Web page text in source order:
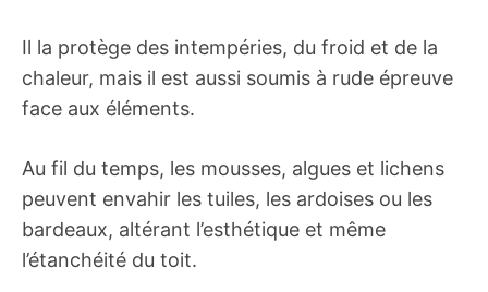
Il la protège des intempéries, du froid et de la
chaleur, mais il est aussi soumis à rude épreuve
face aux éléments.
Au fil du temps, les mousses, algues et lichens
peuvent envahir les tuiles, les ardoises ou les
bardeaux, altérant l’esthétique et même
l’étanchéité du toit.